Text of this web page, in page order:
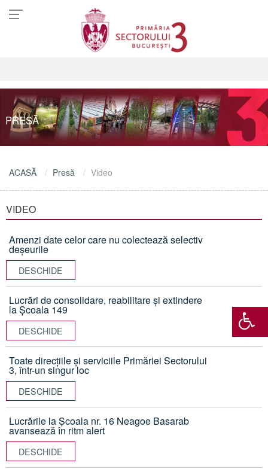
PRESĂ
ACASĂ Presă Video
VIDEO
Amenzi date celor care nu colectează selectiv
deșeurile
DESCHIDE
Lucrări de consolidare, reabilitare și extindere
la Școala 149
DESCHIDE
Toate direcțiile și serviciile Primăriei Sectorului
3, într-un singur loc
DESCHIDE
Lucrările la Școala nr. 16 Neagoe Basarab
avansează în ritm alert
DESCHIDE